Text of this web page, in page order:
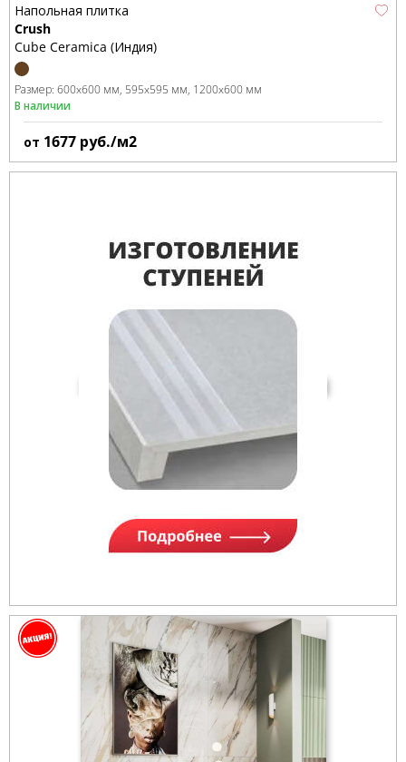
Напольная плитка
Crush
Cube Ceramica (Индия)
Размер: 600x600 мм 595x595 мм 1200x600 мм
В наличии
от 1677 руб./м2